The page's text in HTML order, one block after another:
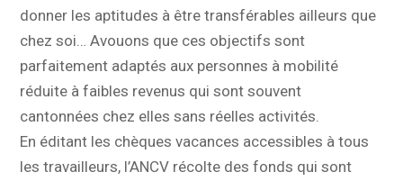
donner les aptitudes à être transférables ailleurs que
chez soi… Avouons que ces objectifs sont
parfaitement adaptés aux personnes à mobilité
réduite à faibles revenus qui sont souvent
cantonnées chez elles sans réelles activités.
En éditant les chèques vacances accessibles à tous
les travailleurs, l’ANCV récolte des fonds qui sont